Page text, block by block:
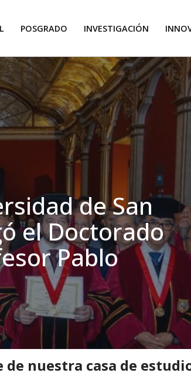
POSGRADO INVESTIGACIÓN
de San
el Doctorado
Pablo
de Perú otorgó el Doctorado Honoris Causa al
nuestra casa de